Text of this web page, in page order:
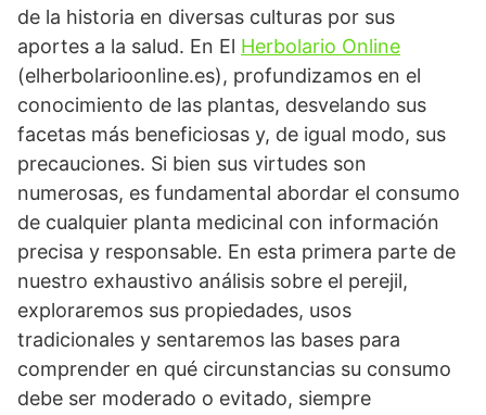
de la historia en diversas culturas por sus
aportes a la salud. En El Herbolario Online
(elherbolarioonline.es), profundizamos en el
conocimiento de las plantas, desvelando sus
facetas más beneficiosas y, de igual modo, sus
precauciones. Si bien sus virtudes son
numerosas, es fundamental abordar el consumo
de cualquier planta medicinal con información
precisa y responsable. En esta primera parte de
nuestro exhaustivo análisis sobre el perejil,
exploraremos sus propiedades, usos
tradicionales y sentaremos las bases para
comprender en qué circunstancias su consumo
debe ser moderado o evitado, siempre